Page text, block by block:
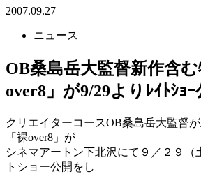
2007.09.27
ニュース
OB桑島岳大監督新作含
over8」が9/29よりﾚｲﾄｼｮｰ
クリエイターコースOB桑島岳大監督
「裸over8」が
シネマアートン下北沢にて９／２９（
トショー公開をし